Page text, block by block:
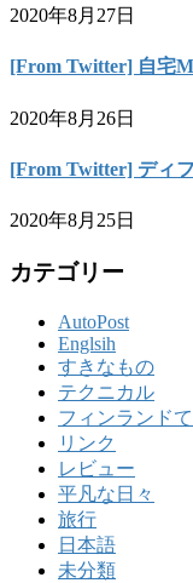
2020年8月27日
[From Twitter] 自宅
2020年8月26日
[From Twitter] ディ
2020年8月25日
カテゴリー
AutoPost
Englsih
すきなもの
テクニカル
フィンランド
リンク
レビュー
平凡な日々
旅行
日本語
未分類